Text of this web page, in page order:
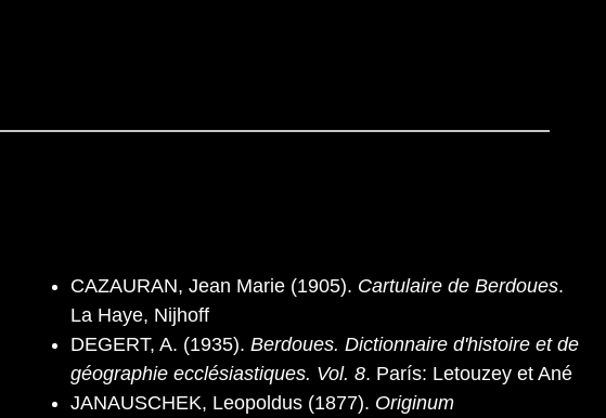
CAZAURAN, Jean Marie (1905). Cartulaire de Berdoues.
La Haye, Nijhoff
DEGERT, A. (1935). Berdoues. Dictionnaire d'histoire et de
géographie ecclésiastiques. Vol. 8. París: Letouzey et Ané
JANAUSCHEK, Leopoldus (1877). Originum